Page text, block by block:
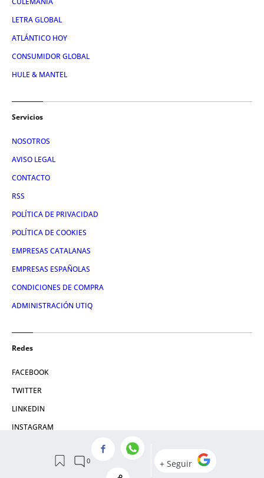
LETRA GLOBAL
ATLÁNTICO HOY
CONSUMIDOR GLOBAL
HULE & MANTEL
Servicios
NOSOTROS
AVISO LEGAL
CONTACTO
RSS
POLÍTICA DE PRIVACIDAD
POLÍTICA DE COOKIES
EMPRESAS CATALANAS
EMPRESAS ESPAÑOLAS
CONDICIONES DE COMPRA
ADMINISTRACIÓN UTIQ
Redes
FACEBOOK
TWITTER
LINKEDIN
INSTAGRAM